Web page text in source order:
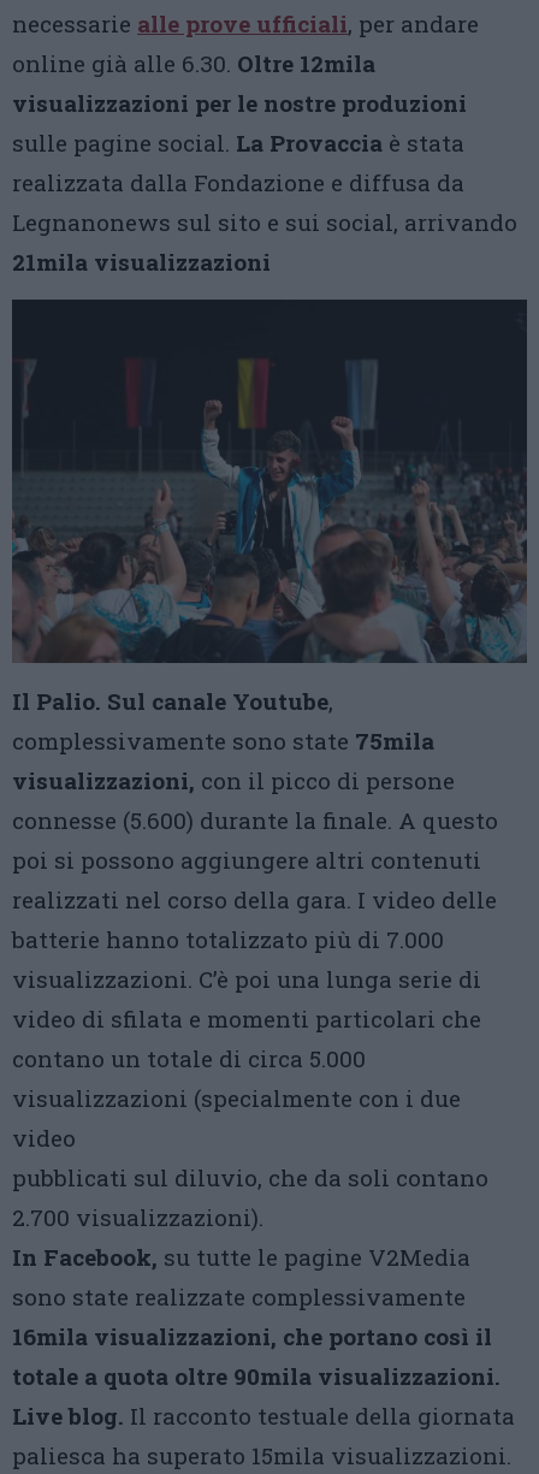
necessarie alle prove ufficiali, per andare
online già alle 6.30. Oltre 12mila
visualizzazioni per le nostre produzioni
sulle pagine social. La Provaccia è stata
realizzata dalla Fondazione e diffusa da
Legnanonews sul sito e sui social, arrivando
21mila visualizzazioni
Il Palio. Sul canale Youtube,
complessivamente sono state 75mila
visualizzazioni, con il picco di persone
connesse (5.600) durante la finale. A questo
poi si possono aggiungere altri contenuti
realizzati nel corso della gara. I video delle
batterie hanno totalizzato più di 7.000
visualizzazioni. C’è poi una lunga serie di
video di sfilata e momenti particolari che
contano un totale di circa 5.000
visualizzazioni (specialmente con i due
video
pubblicati sul diluvio, che da soli contano
2.700 visualizzazioni).
In Facebook, su tutte le pagine V2Media
sono state realizzate complessivamente
16mila visualizzazioni, che portano così il
totale a quota oltre 90mila visualizzazioni.
Live blog. Il racconto testuale della giornata
paliesca ha superato 15mila visualizzazioni.